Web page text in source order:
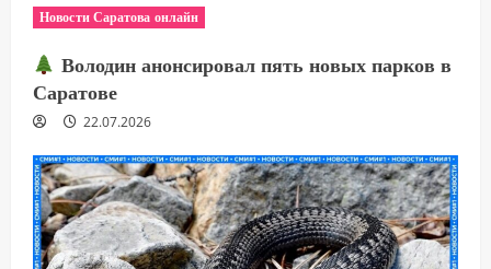
Новости Саратова онлайн
Володин анонсировал пять новых парков в
Саратове
22.07.2026